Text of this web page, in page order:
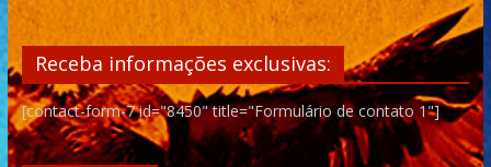
Receba informações exclusivas:
[contact-form-7 id="8450" title="Formulário de contato 1"]